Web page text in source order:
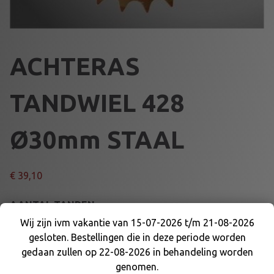
ACHTERAS
TANDWIEL 428
Ø30mm STAAL
€ 39,10
AANTAL TANDEN
Wij zijn ivm vakantie van 15-07-2026 t/m 21-08-
2026 gesloten. Bestellingen die in deze periode
worden gedaan zullen op 22-08-2026 in
Wij zijn ivm vakantie van 15-07-2026 t/m 21-08-2026
gesloten. Bestellingen die in deze periode worden
gedaan zullen op 22-08-2026 in behandeling worden
genomen.